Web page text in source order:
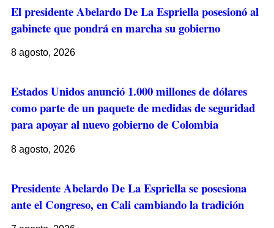
El presidente Abelardo De La Espriella posesionó al
gabinete que pondrá en marcha su gobierno
8 agosto, 2026
Estados Unidos anunció 1.000 millones de dólares
como parte de un paquete de medidas de seguridad
para apoyar al nuevo gobierno de Colombia
8 agosto, 2026
Presidente Abelardo De La Espriella se posesiona
ante el Congreso, en Cali cambiando la tradición